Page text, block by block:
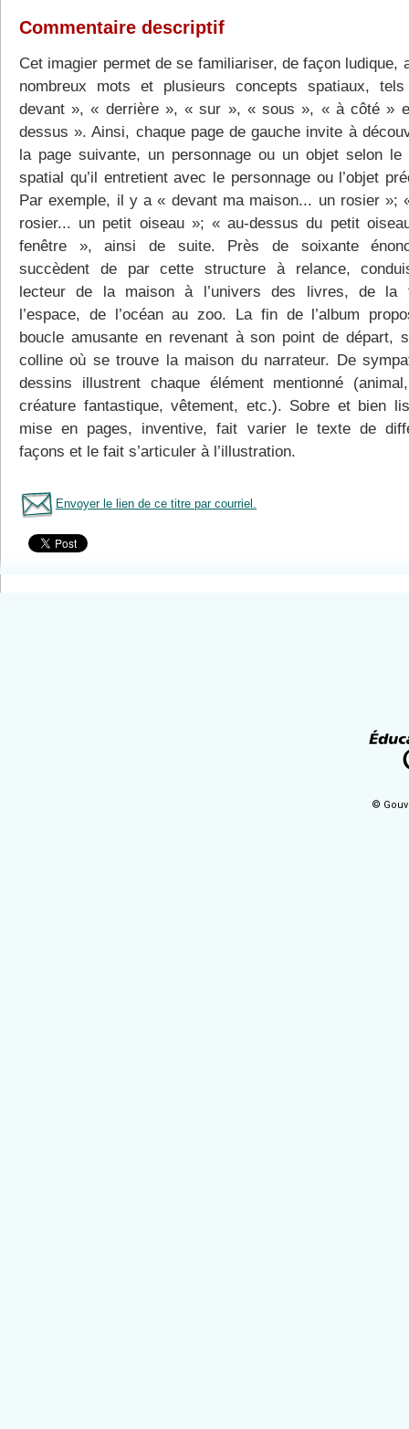
Commentaire descriptif
Cet imagier permet de se familiariser, de façon ludique,
nombreux mots et plusieurs concepts spatiaux,
devant », « derrière », « sur », « sous », « à côté »
dessus ». Ainsi, chaque page de gauche invite à
la page suivante, un personnage ou un objet selon le
spatial qu’il entretient avec le personnage ou l’objet
Par exemple, il y a « devant ma maison... un rosier »;
rosier... un petit oiseau »; « au-dessus du petit
fenêtre », ainsi de suite. Près de soixante
succèdent de par cette structure à relance,
lecteur de la maison à l’univers des livres, de la
l’espace, de l’océan au zoo. La fin de l’album
boucle amusante en revenant à son point de départ,
colline où se trouve la maison du narrateur. De
dessins illustrent chaque élément mentionné
créature fantastique, vêtement, etc.). Sobre et bien
mise en pages, inventive, fait varier le texte de
façons et le fait s’articuler à l’illustration.
Envoyer le lien de ce titre par courriel.
©